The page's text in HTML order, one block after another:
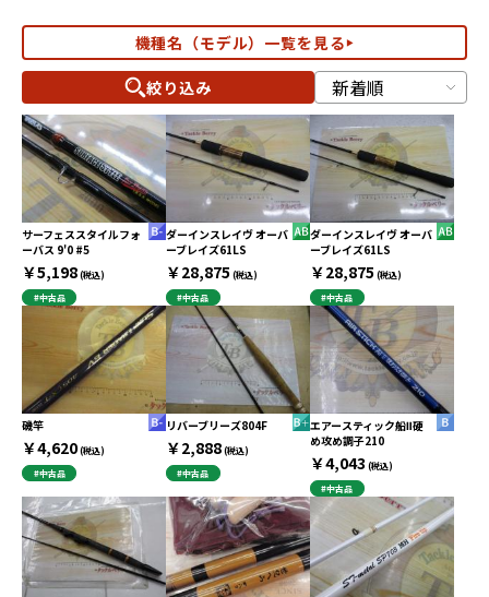
機種名（モデル）一覧を見る
絞り込み
サーフェススタイルフォ
ーバス 9'0 #5
￥5,198(税込)
#中古品
ダーインスレイヴ オーバ
ーブレイズ61LS
￥28,875 (税込)
#中古品
ダーインスレイヴ オーバ
ーブレイズ61LS
￥28,875 (税込)
#中古品
磯竿
￥4,620(税込)
#中古品
リバーブリーズ804F
￥2,888(税込)
#中古品
エアースティック船Ⅱ硬
め攻め調子210
￥4,043 (税込)
#中古品